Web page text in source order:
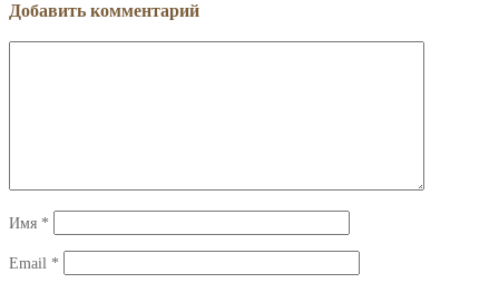
Добавить комментарий
Имя *
Email *